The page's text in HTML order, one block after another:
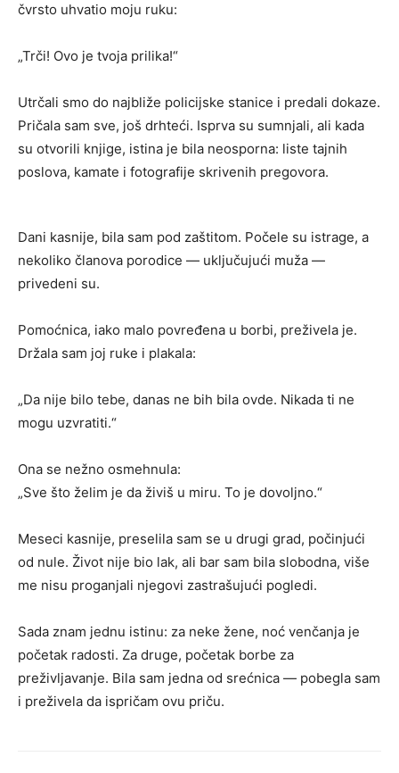
čvrsto uhvatio moju ruku:
„Trči! Ovo je tvoja prilika!“
Utrčali smo do najbliže policijske stanice i predali dokaze.
Pričala sam sve, još drhteći. Isprva su sumnjali, ali kada
su otvorili knjige, istina je bila neosporna: liste tajnih
poslova, kamate i fotografije skrivenih pregovora.
Dani kasnije, bila sam pod zaštitom. Počele su istrage, a
nekoliko članova porodice — uključujući muža —
privedeni su.
Pomoćnica, iako malo povređena u borbi, preživela je.
Držala sam joj ruke i plakala:
„Da nije bilo tebe, danas ne bih bila ovde. Nikada ti ne
mogu uzvratiti.“
Ona se nežno osmehnula:
„Sve što želim je da živiš u miru. To je dovoljno.“
Meseci kasnije, preselila sam se u drugi grad, počinjući
od nule. Život nije bio lak, ali bar sam bila slobodna, više
me nisu proganjali njegovi zastrašujući pogledi.
Sada znam jednu istinu: za neke žene, noć venčanja je
početak radosti. Za druge, početak borbe za
preživljavanje. Bila sam jedna od srećnica — pobegla sam
i preživela da ispričam ovu priču.